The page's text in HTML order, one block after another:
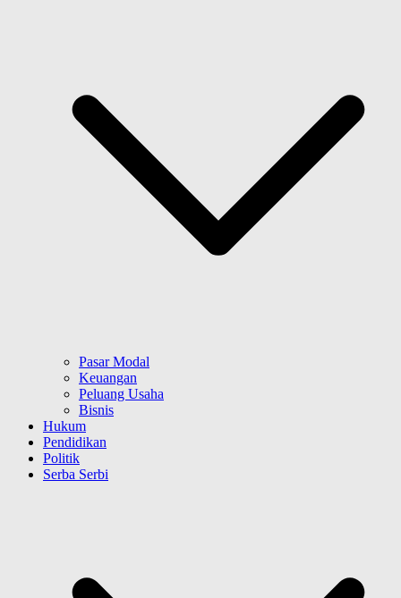
Pasar Modal
Keuangan
Peluang Usaha
Bisnis
Hukum
Pendidikan
Politik
Serba Serbi